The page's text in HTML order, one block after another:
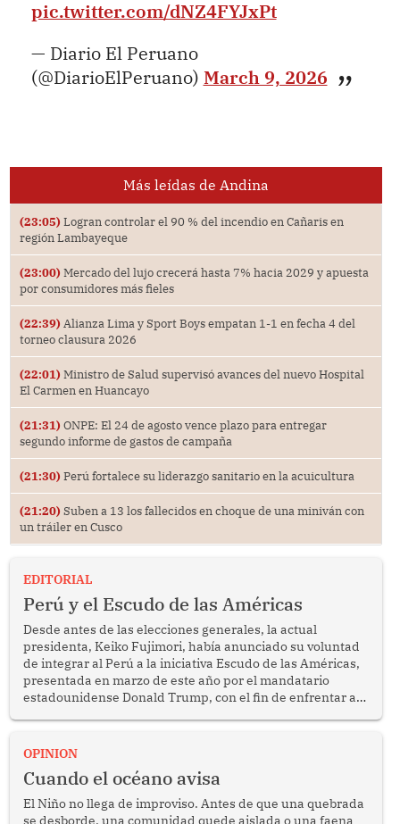
pic.twitter.com/dNZ4FYJxPt
— Diario El Peruano
(@DiarioElPeruano) March 9, 2026
Más leídas de Andina
(23:05) Logran controlar el 90 % del incendio en Cañaris en
región Lambayeque
(23:00) Mercado del lujo crecerá hasta 7% hacia 2029 y apuesta
por consumidores más fieles
(22:39) Alianza Lima y Sport Boys empatan 1-1 en fecha 4 del
torneo clausura 2026
(22:01) Ministro de Salud supervisó avances del nuevo Hospital
El Carmen en Huancayo
(21:31) ONPE: El 24 de agosto vence plazo para entregar
segundo informe de gastos de campaña
(21:30) Perú fortalece su liderazgo sanitario en la acuicultura
(21:20) Suben a 13 los fallecidos en choque de una miniván con
un tráiler en Cusco
EDITORIAL
Perú y el Escudo de las Américas
Desde antes de las elecciones generales, la actual
presidenta, Keiko Fujimori, había anunciado su voluntad
de integrar al Perú a la iniciativa Escudo de las Américas,
presentada en marzo de este año por el mandatario
estadounidense Donald Trump, con el fin de enfrentar al
OPINION
Cuando el océano avisa
El Niño no llega de improviso. Antes de que una quebrada
se desborde, una comunidad quede aislada o una faena